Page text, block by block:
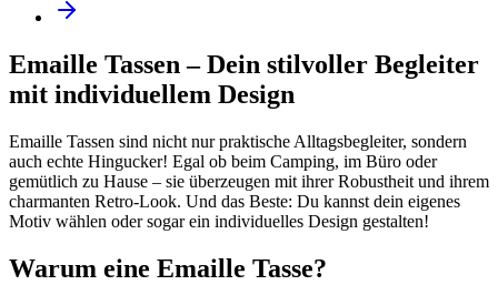
Emaille Tassen – Dein stilvoller Begleiter
mit individuellem Design
Emaille Tassen sind nicht nur praktische Alltagsbegleiter, sondern
auch echte Hingucker! Egal ob beim Camping, im Büro oder
gemütlich zu Hause – sie überzeugen mit ihrer Robustheit und ihrem
charmanten Retro-Look. Und das Beste: Du kannst dein eigenes
Motiv wählen oder sogar ein individuelles Design gestalten!
Warum eine Emaille Tasse?